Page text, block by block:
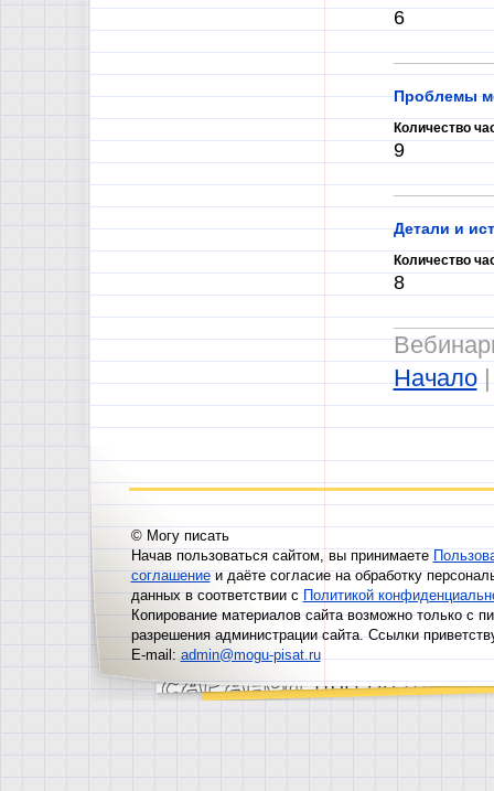
6
Проблемы
Количество
9
Детали и
Количество
8
Начало
© Могу писать
Начав пользоваться сайтом, вы принимаете
соглашениеи даёте согласие на обработку
данных в соответствии сПолитикой
Копирование материалов сайта возможно только с
разрешения администрации сайта. Ссылки
E-mail:admin@mogu-pisat.ru